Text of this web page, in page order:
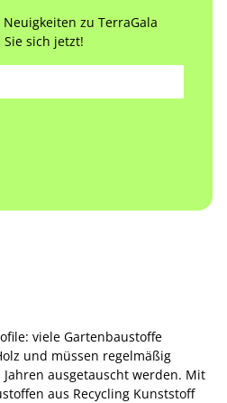
zu TerraGala
sich jetzt!
viele Gartenbaustoffe
und müssen regelmäßig
ausgetauscht werden. Mit
aus Recycling Kunststoff